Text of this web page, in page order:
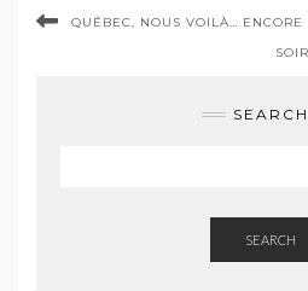
QUÉBEC, NOUS VOILÀ… ENCORE
SEARCH
SEARCH